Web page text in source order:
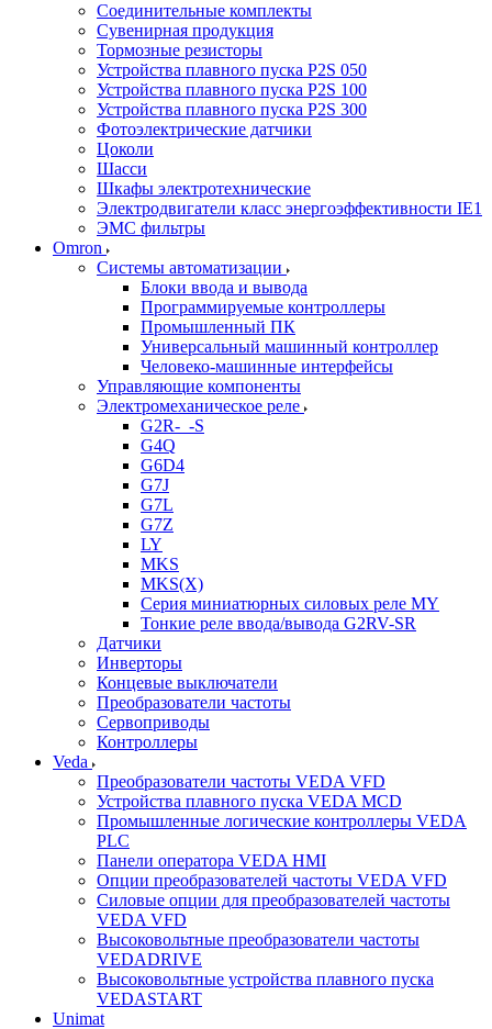
Соединительные комплекты
Сувенирная продукция
Тормозные резисторы
Устройства плавного пуска P2S 050
Устройства плавного пуска P2S 100
Устройства плавного пуска P2S 300
Фотоэлектрические датчики
Цоколи
Шасси
Шкафы электротехнические
Электродвигатели класс энергоэффективности IE1
ЭМС фильтры
Omron
Системы автоматизации
Блоки ввода и вывода
Программируемые контроллеры
Промышленный ПК
Универсальный машинный контроллер
Человеко-машинные интерфейсы
Управляющие компоненты
Электромеханическое реле
G2R-_-S
G4Q
G6D4
G7J
G7L
G7Z
LY
MKS
MKS(X)
Серия миниатюрных силовых реле MY
Тонкие реле ввода/вывода G2RV-SR
Датчики
Инверторы
Концевые выключатели
Преобразователи частоты
Сервоприводы
Контроллеры
Veda
Преобразователи частоты VEDA VFD
Устройства плавного пуска VEDA MCD
Промышленные логические контроллеры VEDA
PLC
Панели оператора VEDA HMI
Опции преобразователей частоты VEDA VFD
Силовые опции для преобразователей частоты
VEDA VFD
Высоковольтные преобразователи частоты
VEDADRIVE
Высоковольтные устройства плавного пуска
VEDASTART
Unimat